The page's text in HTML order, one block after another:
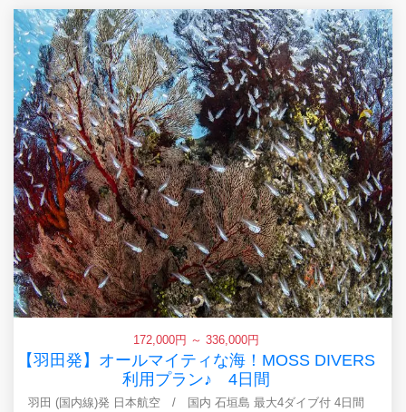
172,000円 ～ 336,000円
【羽田発】オールマイティな海！MOSS DIVERS
利用プラン♪ 4日間
羽田 (国内線)発 日本航空 / 国内 石垣島 最大4ダイブ付 4日間